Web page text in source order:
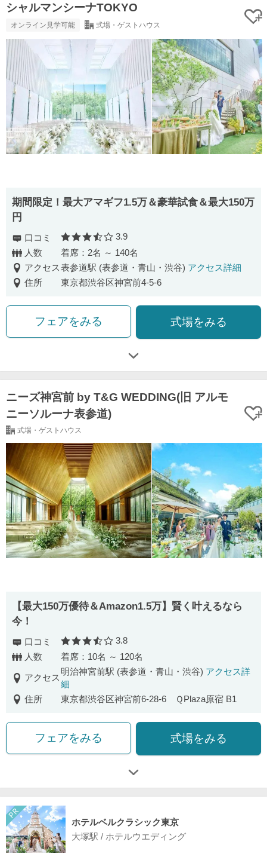
シャルマンシーナTOKYO
オンライン見学可能 式場・ゲストハウス
期間限定！最大アマギフ1.5万＆豪華試食＆最大150万
円
口コミ 口コミ評価
3.9
人数
着席：2名 ～ 140名
アクセス表参道駅 (表参道・青山・渋谷) アクセス詳細
住所
東京都渋谷区神宮前4-5-6
フェアをみる 式場をみる
ニーズ神宮前 by T&G WEDDING(旧 アルモ
ニーソルーナ表参道)
式場・ゲストハウス
【最⼤150万優待＆Amazon1.5万】賢く叶えるなら
今！
口コミ 口コミ評価
3.8
人数
着席：10名 ～ 120名
アクセス
明治神宮前駅 (表参道・青山・渋谷) アクセス詳
細
住所
東京都渋谷区神宮前6-28-6 ＱPlaza原宿 B1
フェアをみる 式場をみる
ホテルベルクラシック東京
大塚駅 / ホテルウエディング